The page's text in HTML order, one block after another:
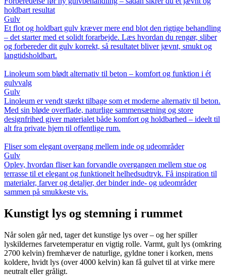
holdbart resultat
Gulv
Et flot og holdbart gulv kræver mere end blot den rigtige behandling
– det starter med et solidt forarbejde. Læs hvordan du rengør, sliber
og forbereder dit gulv korrekt, så resultatet bliver jævnt, smukt og
langtidsholdbart.
Linoleum som blødt alternativ til beton – komfort og funktion i ét
gulvvalg
Gulv
Linoleum er vendt stærkt tilbage som et moderne alternativ til beton.
Med sin bløde overflade, naturlige sammensætning og store
designfrihed giver materialet både komfort og holdbarhed – ideelt til
alt fra private hjem til offentlige rum.
Fliser som elegant overgang mellem inde og udeområder
Gulv
Oplev, hvordan fliser kan forvandle overgangen mellem stue og
terrasse til et elegant og funktionelt helhedsudtryk. Få inspiration til
materialer, farver og detaljer, der binder inde- og udeområder
sammen på smukkeste vis.
Kunstigt lys og stemning i rummet
Når solen går ned, tager det kunstige lys over – og her spiller
lyskildernes farvetemperatur en vigtig rolle. Varmt, gult lys (omkring
2700 kelvin) fremhæver de naturlige, gyldne toner i korken, mens
koldere, hvidt lys (over 4000 kelvin) kan få gulvet til at virke mere
neutralt eller gråligt.